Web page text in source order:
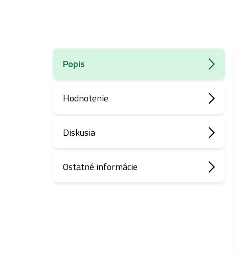
Popis
Hodnotenie
Diskusia
Ostatné informácie